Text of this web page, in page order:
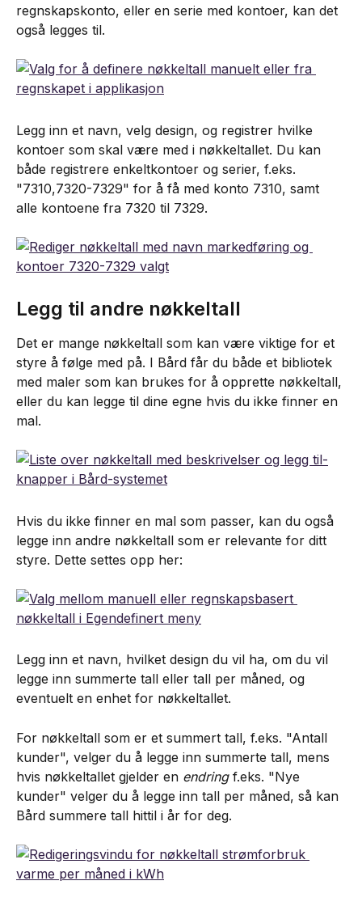
regnskapskonto, eller en serie med kontoer, kan det
også legges til.
Legg inn et navn, velg design, og registrer hvilke
kontoer som skal være med i nøkkeltallet. Du kan
både registrere enkeltkontoer og serier, f.eks.
"7310,7320-7329" for å få med konto 7310, samt
alle kontoene fra 7320 til 7329.
Legg til andre nøkkeltall
Det er mange nøkkeltall som kan være viktige for et
styre å følge med på. I Bård får du både et bibliotek
med maler som kan brukes for å opprette nøkkeltall,
eller du kan legge til dine egne hvis du ikke finner en
mal.
Hvis du ikke finner en mal som passer, kan du også
legge inn andre nøkkeltall som er relevante for ditt
styre. Dette settes opp her:
Legg inn et navn, hvilket design du vil ha, om du vil
legge inn summerte tall eller tall per måned, og
eventuelt en enhet for nøkkeltallet.
For nøkkeltall som er et summert tall, f.eks. "Antall
kunder", velger du å legge inn summerte tall, mens
hvis nøkkeltallet gjelder en endring f.eks. "Nye
kunder" velger du å legge inn tall per måned, så kan
Bård summere tall hittil i år for deg.